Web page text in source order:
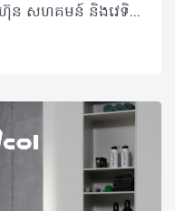
(ភ្នំពេញ)៖ Herbalife ដែលជាក្រុមហ៊ុន សហគមន៍ និងវេទិកាភ្ជាប់ទំនាក់ទំនង លំដាប់ថ្នាក់ពិភពលោក ផ្នែកសុខភាព និងសុខុមាលភាពបានចែករំលែកអំពី មូលហេតុដែលការថែទាំសុខភាពខ្លួនឯង គឺជាកាតព្វកិច្ចដែលអ្នកមិនគួរមើលរំលង។ ខណៈដែលយើងប្រារព្ធទិវានារីអន្តរជាតិឆ្នាំ ២០២៦ ប្រធានបទ #GiveToGain លើកទឹកចិត្តឱ្យមានការផ្លាស់ប្តូរវិជ្ជមានយូរអង្វែង មិនត្រឹមតែសម្រាប់អ្នកដទៃប៉ុណ្ណោះទេ ប៉ុន្តែគឺសម្រាប់ខ្លួនយើងផ្ទាល់ផងដែរ។ នៅក្នុងគ្រួសារជាច្រើននៅតំបន់អាស៊ីប៉ាស៊ីហ្វិក ស្ត្រីតែងតែរ៉ាប់រងតួនាទីជាច្រើនក្នុងពេលតែមួយ ជាអ្នកជំនាញនៅកន្លែងធ្វើការ ជាអ្នកសម្រេចចិត្តចំពោះកិច្ចការនានានៅផ្ទះ ហើយក៏ជាបង្គោលដ៏រឹងមាំផ្នែកស្មារតីសម្រាប់សមាជិកគ្រួសារទាំងមូលផងដែរ។ ការទទួលខុសត្រូវច្រើនទាំងនេះ តែងតែធ្វើឱ្យមានការទទួលទានអាហារមិនដិតដល់ ឬទាំងប្រញាប់ប្រញាល់ គេងមិនបានគ្រប់គ្រាន់ ភាពតានតឹងកើនឡើង ដែលនាំឱ្យសុខភាព និងសុខុមាលភាពធ្លាក់ចុះ ហើយជារឿយៗច្រើនតែត្រូវបានមើលរំលង។ ក្នុងនាមជាសមាជិកនៃក្រុមប្រឹក្សាយោបល់ផ្នែករបបអាហាររបស់ Herbalife ដែលធ្វើការជាមួយប្រទេសក្នុងតំបន់អាស៊ីប៉ាស៊ីហ្វិក មានការពិតមួយដែលខ្ញុំសង្កេតឃើញម្តងហើយម្តងទៀត៖ នៅពេលដែលស្ត្រីចាប់ផ្តើមវិនិយោគលើសុខភាពផ្ទាល់ខ្លួន គ្រួសារ កន្លែងធ្វើការ និងមនុស្សជំនាន់ក្រោយរបស់ពួកគេក៏ទទួលបានផលប្រយោជន៍ផងដែរ។ តាមរយៈការធ្វើការយ៉ាងជិតស្និទ្ធជាមួយស្ត្រីដែលត្រូវរ៉ាប់រងការទទួលខុសត្រូវច្រើន ប្រធានបទ #GiveToGain បានគូសបញ្ជាក់ពីការពិតដ៏សាមញ្ញមួយ៖ ការថែទាំសុខភាពខ្លួនឯង គឺជាមធ្យោបាយដ៏មានប្រសិទ្ធភាពបំផុតមួយ ដើម្បីរក្សាថាមពល និងភាពធន់ដែលចាំបាច់សម្រាប់ទ្រទ្រង់ទាំងការងារ និងគ្រួសារ។ ការផ្តល់ឱ្យរាងកាយ៖ តួនាទីនៃអាហារូបត្ថម្ភ និងជាតិទឹក ស្ត្រីនៅទូទាំងតំបន់ ក៏កំពុងប្រឈមមុខនឹងបញ្ហាអាហារូបត្ថម្ភដែលគួរឱ្យកត់សម្គាល់។ របាយការណ៍នានាបង្ហាញថា អត្រាលើសទម្ងន់ចំពោះមនុស្សពេញវ័យមានការកើនឡើងជាលំដាប់ ខណៈដែលបញ្ហាកុមារក្រិន និងជំងឺស្លេកស្លាំងនៅតែបន្តរីករាលដាលក្នុងចំណោមស្ត្រីក្នុងវ័យបន្តពូជ។ បន្ទុកទ្វេដងនេះប៉ះពាល់ដល់គ្រប់ទិដ្ឋភាពទាំងអស់ចាប់តាំងពីសុខភាពមាតា និងទារក រហូតដល់ថាមពលប្រចាំថ្ងៃ និងភាពរឹងមាំផ្នែកស្មារតី ដែលកាន់តែបញ្ជាក់ពីភាពចាំបាច់សម្រាប់ស្ត្រី ក្នុងការយកចិត្តទុកដាក់ពីសុខភាព និងសុខុមាលភាពរបស់ខ្លួនតាមរយៈការជ្រើសរើសដ៏ត្រឹមត្រូវ និងប្រកបដោយការយល់ដឹង។ អាហារូបត្ថម្ភគឺជាគ្រឹះនៃសុខភាព ដែលជួយទ្រទ្រង់ដល់កម្រិតថាមពល ស្ថិរភាពមេតាប៉ូលីស ប្រព័ន្ធភាពស៊ាំរឹងមាំ និងការឈានចូលវ័យជរាប្រកបដោយសុខភាពល្អពេញមួយជីវិតរបស់ស្ត្រី។ ការសិក្សានានាបានបង្ហាញថា កង្វះមីក្រូសារជាតិ ជាពិសេសជាតិដែក ហ្វូឡាត (folate) និងវីតាមីន B12 គឺជារឿងធម្មតាក្នុងចំណោមស្ត្រីក្នុងវ័យបន្តពូជនៅទូទាំងអាស៊ី បើទោះបីជាពួកគេទទួលបានបរិមាណកាឡូរីគ្រប់គ្រាន់ក៏ដោយ។ ការញ៉ាំទឹកឱ្យបានគ្រប់គ្រាន់ (ប្រហែល ២ លីត្រក្នុងមួយថ្ងៃ) ជួយឱ្យរាងកាយប្រើប្រាស់សារធាតុចិញ្ចឹមបានល្អ និងរក្សាមុខងារប្រចាំថ្ងៃ។ ដើម្បីរក្សាសុខភាពឱ្យបានល្អ ស្ត្រីគួរទម្លាប់យកទឹកតាមខ្លួន ជ្រើសរើសភេសជ្ជៈដែលមានជាតិស្ករទាប និងកម្រិតការញ៉ាំជាតិកាហ្វេអ៊ីនឱ្យបានសមស្រប ដើម្បីកុំឱ្យប៉ះពាល់ដល់តុល្យភាពជាតិទឹកក្នុងរាងកាយ។ ការផ្លាស់ប្តូរអ័រម៉ូន កំណត់តម្រូវការអាហារូបត្ថម្ភ ពេញមួយជីវិតរបស់ស្ត្រី តម្រូវការអាហារូបត្ថម្ភវិវឌ្ឍទៅតាមការផ្លាស់ប្តូរអ័រម៉ូន។ ឧទាហរណ៍៖ ក្នុងអំឡុងពេលមានរដូវ៖ ការបាត់បង់ជាតិដែកជាទៀងទាត់បានបង្កើនតម្រូវការអាហារដែលសម្បូរជាតិដែក ដូចជា សាច់គ្មានខ្លាញ់ សណ្តែកលីងទីល (lentils) សណ្តែកគ្រប់ប្រភេទ បន្លែស្លឹកបៃតង និងគ្រាប់ធញ្ញជាតិដែលបន្ថែមសារធាតុចិញ្ចឹម។ ការទទួលទានអាហារទាំងនេះ រួមជាមួយផ្លែឈើ និងបន្លែដែលសម្បូរវីតាមីន C នឹងជួយបង្កើនប្រសិទ្ធភាពនៃការបឺតស្រូបជាតិដែកចូលទៅក្នុងរាងកាយ។ ដំណាក់កាលអស់រដូវ៖ នាំមកនូវការប្រែប្រួលអ័រម៉ូន និងការផ្លាស់ប្តូរប្រព័ន្ធមេតាប៉ូលីស ដែលបង្កើនហានិភ័យនៃជំងឺសរសៃឈាមបេះដូង។ ដើម្បីទប់ស្កាត់បញ្ហានេះ ស្ត្រីគួរផ្ដោតលើការញ៉ាំបន្លែ ផ្លែឈើ និងអាហារសម្បូរអូមេហ្គា-៣ (ដូចជាត្រី និងគ្រាប់ធញ្ញជាតិ) ដើម្បីរក្សាកម្រិតកូឡេស្តេរ៉ុលឱ្យមានតុល្យភាព បន្ថែមពីនេះការញ៉ាំអាហារដែលមានជាតិសរសៃខ្ពស់ (ដូចជា សណ្តែក ផ្លែប៉ោមជាដើម) នឹងជួយគ្រប់គ្រងជាតិខ្លាញ់ក្នុងឈាម និងជួយឱ្យឆាប់ឆ្អែត ដែលមានប្រយោជន៍ខ្លាំងក្នុងការរក្សារាង និងទម្ងន់។ ចាប់ពីវ័យ ៤០ ឆ្នាំឡើងទៅ៖ ការថយចុះអរម៉ូនអ៊ឹស្ត្រូសែន (estrogen) អាចពន្លឿនការបាត់បង់កម្លាំងសាច់ដុំតាមអាយុ (sarcopenia)។ ការធ្វើសកម្មភាពរាងកាយឱ្យបានគ្រប់គ្រាន់ រួមទាំងការហាត់ប្រាណដែលផ្តោតលើការពង្រឹងកម្លាំង (resistance training) និងការទទួលទានប្រូតេអ៊ីនគ្រប់គ្រាន់ គឺចាំបាច់ណាស់សម្រាប់រក្សាសាច់ដុំ និងកម្លាំង។ ការប្រើប្រាស់អាហារបំប៉នអាចជួយបំពេញចន្លោះខ្វះខាតនៃរបបអាហារ ប៉ុន្តែគួរតែត្រូវបានរៀបចំឡើងឱ្យស្របតាមតម្រូវការបុគ្គល និងណែនាំដោយអ្នកជំនាញ ឬគ្រូបង្វឹកដែលមានការបណ្តុះបណ្តាលត្រឹមត្រូវ។ ទំនាក់ទំនងរវាងភាពតានតឹង ការគេង និងការគ្រប់គ្រងទម្ងន់ ការគេងលក់ស្កប់ស្កល់ ការហាត់ប្រាណ និងការគ្រប់គ្រងស្ត្រេស គឺជាកត្តាដែលមិនអាចខ្វះបានក្នុងការរក្សាទម្ងន់ និងសម្រស់ស្បែក។ ការអនុវត្តទម្លាប់ទាំងនេះឱ្យបានជាប់លាប់ នឹងជួយឱ្យអ័រម៉ូនមានតុល្យភាព ជម្រុញប្រព័ន្ធដុតរំលាយអាហារ និងជួយឱ្យរាងកាយមានសមត្ថភាពជួសជុលកោសិកាដែលខូចខាតឡើងវិញបានយ៉ាងល្អ។ ការហាត់ប្រាណកម្រិតមធ្យម ១៥០ នាទីក្នុងមួយសប្តាហ៍ រួមជាមួយលំហាត់ប្រាណដែលផ្តោតលើការពង្រឹងកម្លាំង ជួយពង្រឹងសរសៃឈាមបេះដូង សាច់ដុំ ឆ្អឹង និងគុណភាពនៃការគេង ដែលជាកត្តាចាំបាច់បំផុតសម្រាប់ស្ត្រីវ័យអស់រដូវ។ បន្ថែមពីនេះ ការគេងឱ្យទៀងពេល និងការកាត់បន្ថយការប្រើទូរស័ព្ទមុនចូលគេង គឺជាគ្រឹះដ៏សំខាន់ក្នុងការទ្រទ្រង់ប្រព័ន្ធដុតរំលាយអាហារ ជួយដល់ការគ្រប់គ្រងទម្ងន់ និងធានាបាននូវវ័យជរាដែលមានសុខភាពល្អ។ របបអាហារត្រឹមត្រូវ (ដូចជាអូមេហ្គា-៣ ញ៉ាំទឹកឱ្យគ្រប់គ្រាន់ និងទៀងពេល) ជួយកាត់បន្ថយស្ត្រេស ធ្វើឱ្យគេងលក់ស្រួល និងរក្សាតុល្យភាពអារម្មណ៍ឱ្យបានល្អ ទោះបីជាត្រូវប្រឈមនឹងសម្ពាធការងារប្រចាំថ្ងៃក៏ដោយ។ ការស្រាវជ្រាវក៏បានរកឃើញដែរថា ការគាំទ្រពីសង្គមជួយឱ្យស្ត្រីមានផ្លូវចិត្តល្អ និងដោះស្រាយបញ្ហាបានពូកែ។ កាលណាស្ត្រីមានសុខភាពល្អ វានឹងជម្រុញឱ្យគ្រួសារ សហគមន៍ និងសេដ្ឋកិច្ចទាំងមូល រីកចម្រើន និងរឹងមាំទៅតាមនោះដែរ។ សរុបសេចក្តីមកវិញ សុខុមាលភាពក្នុងរយៈពេលយូរអង្វែង កើតចេញពីការជ្រើសរើសថែទាំ និងចិញ្ចឹមបីបាច់រាងកាយឱ្យបានទៀងទាត់ជារៀងរាល់ថ្ងៃ ជាជាងការចាំទាល់តែមានរោគសញ្ញាឈឺទើបចាប់ផ្តើមការពារ។ អំពីក្រុមហ៊ុន Herbalife ក្រុមហ៊ុន Herbalife (NYSE: HLF) គឺជាក្រុមហ៊ុនសុខភាព និងសុខុមាលភាពឈានមុខគេ និងជាសហគមន៍ដែលកំពុងផ្លាស់ប្តូរជីវិតរបស់មនុស្សជាមួយនឹងផលិតផលអាហារូបត្ថម្ភដ៏អស្ចារ្យ និងជាឱកាសអាជីវកម្មសម្រាប់សមាជិកឯករាជ្យរបស់ខ្លួនចាប់តាំងពីឆ្នាំ 1980។ ក្រុមហ៊ុនផ្តល់ជូននូវផលិតផលដែលគាំទ្រដោយវិទ្យាសាស្រ្តដល់អ្នកប្រើប្រាស់នៅក្នុងទីផ្សារជាង 90។ តាមរយៈសមាជិកឯករាជ្យដែលផ្តល់ជូននូវការបណ្តុះបណ្តាលមួយទល់មួយ និងផ្តល់ការគាំទ្រសហគមន៍ដោយបំផុសគំនិតឱ្យអតិថិជនប្រកាន់ខ្ជាប់នូវរបៀបរស់នៅដែលមានភាពសកម្ម។